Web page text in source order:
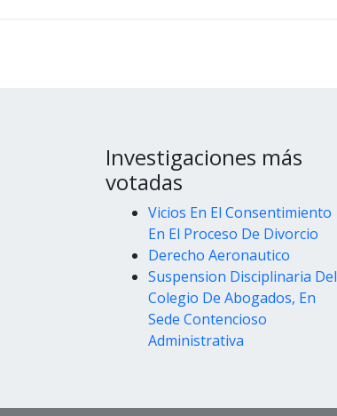
Investigaciones más
votadas
Vicios En El Consentimiento
En El Proceso De Divorcio
Derecho Aeronautico
Suspension Disciplinaria Del
Colegio De Abogados, En
Sede Contencioso
Administrativa